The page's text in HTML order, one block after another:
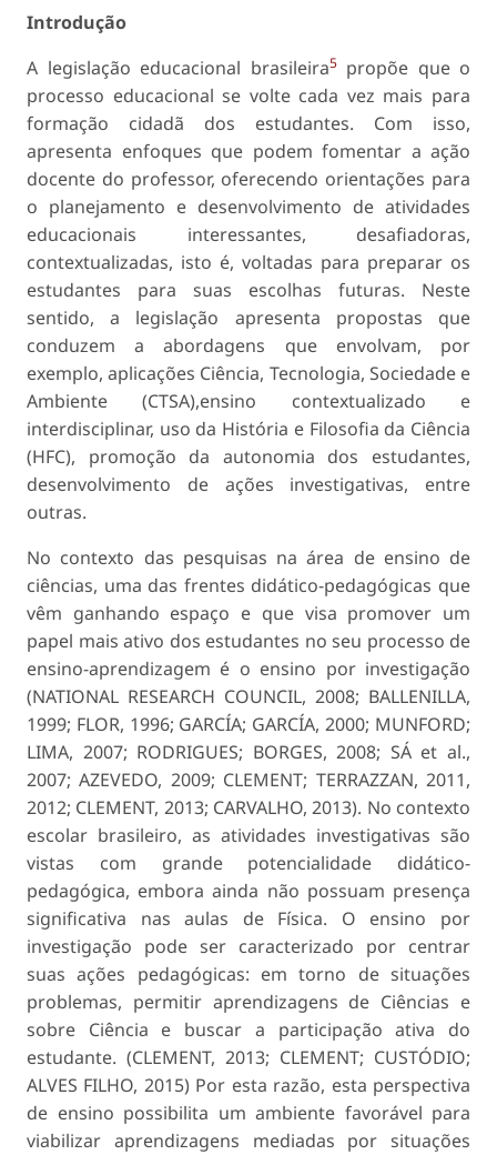
Introdução
A legislação educacional brasileira5propõe que o
processo educacional se volte cada vez mais para
formação cidadã dos estudantes. Com isso,
apresenta enfoques que podem fomentar a ação
docente do professor, oferecendo orientações para
o planejamento e desenvolvimento de atividades
educacionais interessantes, desafiadoras,
contextualizadas, isto é, voltadas para preparar os
estudantes para suas escolhas futuras. Neste
sentido, a legislação apresenta propostas que
conduzem a abordagens que envolvam, por
exemplo, aplicações Ciência, Tecnologia, Sociedade e
Ambiente (CTSA),ensino contextualizado e
interdisciplinar, uso da História e Filosofia da Ciência
(HFC), promoção da autonomia dos estudantes,
desenvolvimento de ações investigativas, entre
outras.
No contexto das pesquisas na área de ensino de
ciências, uma das frentes didático-pedagógicas que
vêm ganhando espaço e que visa promover um
papel mais ativo dos estudantes no seu processo de
ensino-aprendizagem é o ensino por investigação
(NATIONAL RESEARCH COUNCIL, 2008; BALLENILLA,
1999; FLOR, 1996; GARCÍA; GARCÍA, 2000; MUNFORD;
LIMA, 2007; RODRIGUES; BORGES, 2008; SÁ et al.,
2007; AZEVEDO, 2009; CLEMENT; TERRAZZAN, 2011,
2012; CLEMENT, 2013; CARVALHO, 2013). No contexto
escolar brasileiro, as atividades investigativas são
vistas com grande potencialidade didático-
pedagógica, embora ainda não possuam presença
significativa nas aulas de Física. O ensino por
investigação pode ser caracterizado por centrar
suas ações pedagógicas: em torno de situações
problemas, permitir aprendizagens de Ciências e
sobre Ciência e buscar a participação ativa do
estudante. (CLEMENT, 2013; CLEMENT; CUSTÓDIO;
ALVES FILHO, 2015) Por esta razão, esta perspectiva
de ensino possibilita um ambiente favorável para
viabilizar aprendizagens mediadas por situações